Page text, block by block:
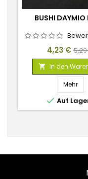
BUSHI DAYMIO
Preis
4,23 €
 In den
Mehr
 Auf